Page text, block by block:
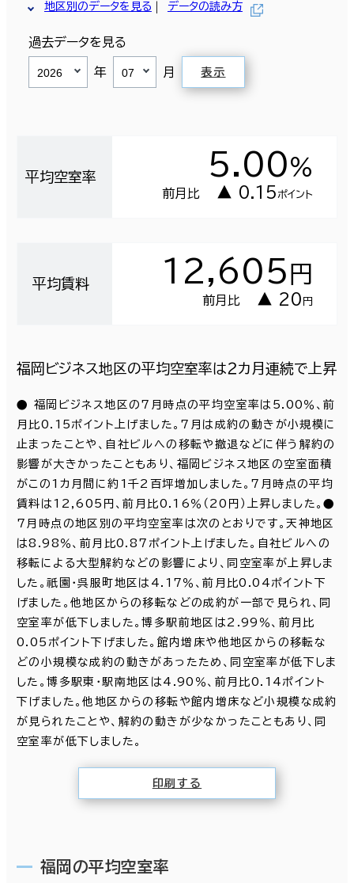
地区別のデータを見る データの読み方
過去データを見る
年 月 表示
平均空室率 5.00％
前月比 ▲ 0.15 ポイント
平均賃料 12,605 円
前月比 ▲ 20 円
福岡ビジネス地区の平均空室率は２カ月連続で上昇
● 福岡ビジネス地区の7月時点の平均空室率は5.00％、前
月比0.15ポイント上げました。7月は成約の動きが小規模に
止まったことや、自社ビルへの移転や撤退などに伴う解約の
影響が大きかったこともあり、福岡ビジネス地区の空室面積
がこの1カ月間に約1千2百坪増加しました。7月時点の平均
賃料は12,605円、前月比0.16％（20円）上昇しました。●
7月時点の地区別の平均空室率は次のとおりです。天神地区
は8.98％、前月比0.87ポイント上げました。自社ビルへの
移転による大型解約などの影響により、同空室率が上昇しま
した。祇園・呉服町地区は4.17％、前月比0.04ポイント下
げました。他地区からの移転などの成約が一部で見られ、同
空室率が低下しました。博多駅前地区は2.99％、前月比
0.05ポイント下げました。館内増床や他地区からの移転な
どの小規模な成約の動きがあったため、同空室率が低下しま
した。博多駅東・駅南地区は4.90％、前月比0.14ポイント
下げました。他地区からの移転や館内増床など小規模な成約
が見られたことや、解約の動きが少なかったこともあり、同
空室率が低下しました。
印刷する
福岡の平均空室率